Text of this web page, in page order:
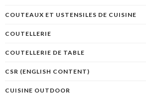
COUTEAUX ET USTENSILES DE CUISINE
COUTELLERIE
COUTELLERIE DE TABLE
CSR (ENGLISH CONTENT)
CUISINE OUTDOOR